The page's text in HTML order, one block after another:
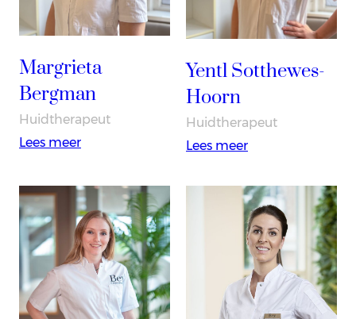
Margrieta
Bergman
Huidtherapeut
Lees meer:
Bergman
Yentl Sotthewes-
Hoorn
Huidtherapeut
Lees meer:
Sotthewes-
Hoorn